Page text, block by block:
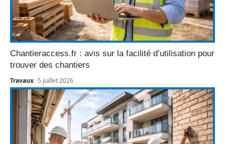
Chantieraccess.fr : avis sur la facilité d’utilisation pour
trouver des chantiers
Travaux 5 juillet 2026